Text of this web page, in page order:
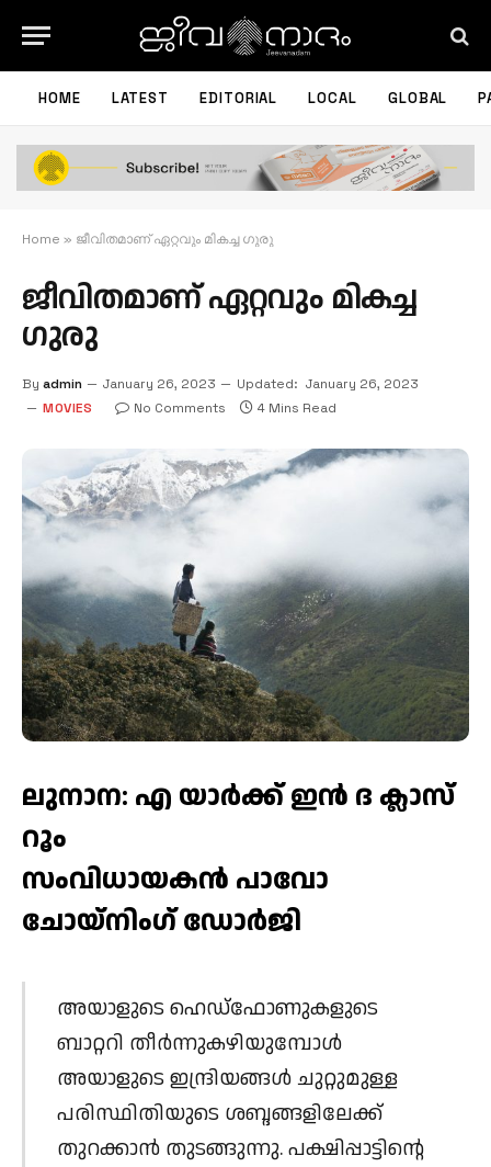
HOME LATEST EDITORIAL LOCAL GLOBAL
Home » ജീവിതമാണ് ഏറ്റവും മികച്ച ഗുരു
ജീവിതമാണ് ഏറ്റവും മികച്ച
ഗുരു
By admin January 26, 2023 Updated: January 26, 2023
MOVIES
No Comments 4 Mins Read
ലുനാന: എ യാര്‍ക്ക് ഇന്‍ ദ ക്ലാസ്
റൂം
സംവിധായകന്‍ പാവോ
ചോയ്നിംഗ് ഡോര്‍ജി
അയാളുടെ ഹെഡ്ഫോണുകളുടെ
ബാറ്ററി തീര്‍ന്നുകഴിയുമ്പോള്‍
അയാളുടെ ഇന്ദ്രിയങ്ങള്‍ ചുറ്റുമുള്ള
പരിസ്ഥിതിയുടെ ശബ്ദങ്ങളിലേക്ക്
തുറക്കാന്‍ തുടങ്ങുന്നു. പക്ഷിപ്പാട്ടിന്റെ